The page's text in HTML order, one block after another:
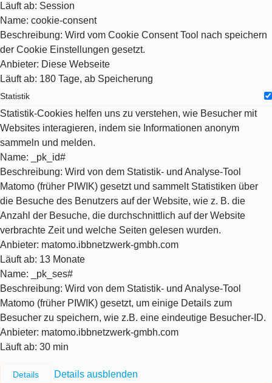
Läuft ab: Session
Name: cookie-consent
Beschreibung: Wird vom Cookie Consent Tool nach speichern
der Cookie Einstellungen gesetzt.
Anbieter: Diese Webseite
Läuft ab: 180 Tage, ab Speicherung
Statistik
Statistik-Cookies helfen uns zu verstehen, wie Besucher mit
Websites interagieren, indem sie Informationen anonym
sammeln und melden.
Name: _pk_id#
Beschreibung: Wird von dem Statistik- und Analyse-Tool
Matomo (früher PIWIK) gesetzt und sammelt Statistiken über
die Besuche des Benutzers auf der Website, wie z. B. die
Anzahl der Besuche, die durchschnittlich auf der Website
verbrachte Zeit und welche Seiten gelesen wurden.
Anbieter: matomo.ibbnetzwerk-gmbh.com
Läuft ab: 13 Monate
Name: _pk_ses#
Beschreibung: Wird von dem Statistik- und Analyse-Tool
Matomo (früher PIWIK) gesetzt, um einige Details zum
Besucher zu speichern, wie z.B. eine eindeutige Besucher-ID.
Anbieter: matomo.ibbnetzwerk-gmbh.com
Läuft ab: 30 min
Details Details ausblenden